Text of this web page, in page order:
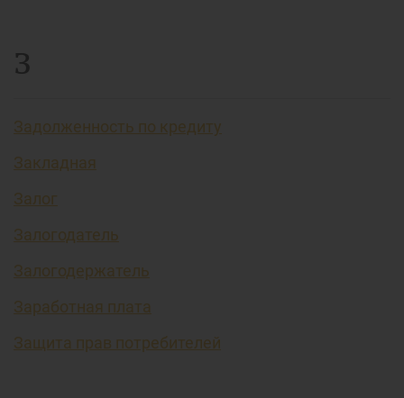
З
Задолженность по кредиту
Закладная
Залог
Залогодатель
Залогодержатель
Заработная плата
Защита прав потребителей